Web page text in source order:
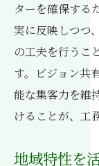
ターを確保する
実に反映しつつ
の工夫を行うこ
す。ビジョン共
能な集客力を維
けることが、工
地域特性を